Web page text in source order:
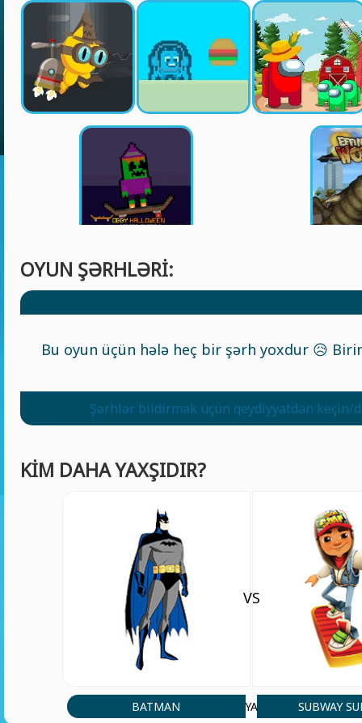
OYUN ŞƏRHLƏRI:
Bu oyun üçün hələ heç bir şərh yoxdur 😥
Şərhlər bildirmək üçün qeydiyyatdan keçin/
KIM DAHA YAXŞIDIR?
BATMAN
VS
YA SUBWAY